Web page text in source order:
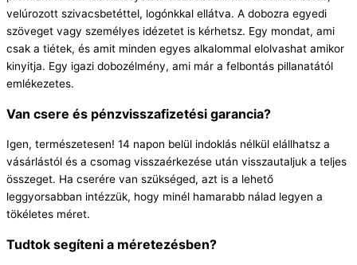
velúrozott szivacsbetéttel, logónkkal ellátva. A dobozra egyedi
szöveget vagy személyes idézetet is kérhetsz. Egy mondat, ami
csak a tiétek, és amit minden egyes alkalommal elolvashat amikor
kinyitja. Egy igazi dobozélmény, ami már a felbontás pillanatától
emlékezetes.
Van csere és pénzvisszafizetési garancia?
Igen, természetesen! 14 napon belül indoklás nélkül elállhatsz a
vásárlástól és a csomag visszaérkezése után visszautaljuk a teljes
összeget. Ha cserére van szükséged, azt is a lehető
leggyorsabban intézzük, hogy minél hamarabb nálad legyen a
tökéletes méret.
Tudtok segíteni a méretezésben?